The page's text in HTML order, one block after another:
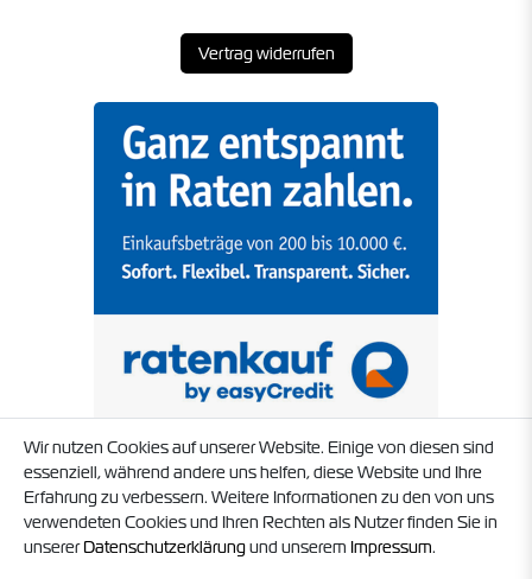
Vertrag widerrufen
Wir nutzen Cookies auf unserer Website. Einige von diesen sind
essenziell, während andere uns helfen, diese Website und Ihre
Erfahrung zu verbessern. Weitere Informationen zu den von uns
verwendeten Cookies und Ihren Rechten als Nutzer finden Sie in
unsererDaten­schutz­erklärungund unserem Impressum.